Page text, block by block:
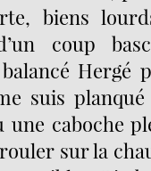
biens
coup
Hergé
suis planqué
une caboche
sur la